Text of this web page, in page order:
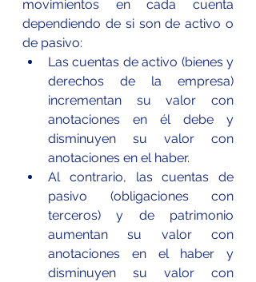
movimientos en cada cuenta
dependiendo de si son de activo o
de pasivo:
Las cuentas de activo (bienes y
derechos de la empresa)
incrementan su valor con
anotaciones en él debe y
disminuyen su valor con
anotaciones en el haber.
Al contrario, las cuentas de
pasivo (obligaciones con
terceros) y de patrimonio
aumentan su valor con
anotaciones en el haber y
disminuyen su valor con